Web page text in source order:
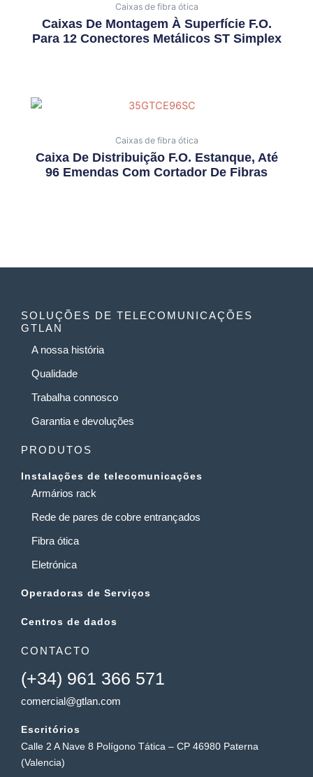
Caixas de fibra ótica
Caixas De Montagem À Superfície F.O.
Para 12 Conectores Metálicos ST Simplex
Caixas de fibra ótica
Caixa De Distribuição F.O. Estanque, Até
96 Emendas Com Cortador De Fibras
SOLUÇÕES DE TELECOMUNICAÇÕES
GTLAN
A nossa história
Qualidade
Trabalha connosco
Garantia e devoluções
PRODUTOS
Instalações de telecomunicações
Armários rack
Rede de pares de cobre entrançados
Fibra ótica
Eletrónica
Operadoras de Serviços
Centros de dados
CONTACTO
(+34) 961 366 571
comercial@gtlan.com
Escritórios
Calle 2 A Nave 8 Polígono Tática – CP 46980 Paterna
(Valencia)